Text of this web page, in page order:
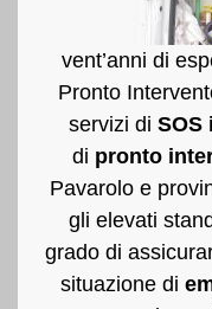
vent’anni di
Pronto
servizi di SOS
di pronto
Pavarolo e
gli elevati
grado di
situazione di